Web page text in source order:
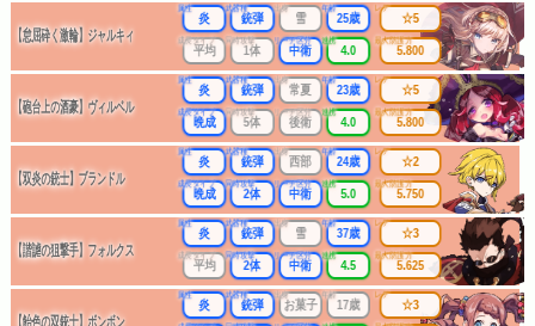
【怠屈砕く激輪】ジャルキィ
属性
炎
武器種
銃弾
出身
雪
年齢
25歳
成長タイプ
平均
同時攻撃
1体
リーチ区分
中衛
連携
4.0
レア
☆5
最大防護力
5.800
【砲台上の酒豪】ヴィルベル
属性
炎
武器種
銃弾
出身
常夏
年齢
23歳
成長タイプ
晩成
同時攻撃
5体
リーチ区分
後衛
連携
4.0
レア
☆5
最大防護力
5.800
【双炎の銃士】ブランドル
属性
炎
武器種
銃弾
出身
西部
年齢
24歳
成長タイプ
晩成
同時攻撃
2体
リーチ区分
中衛
連携
5.0
レア
☆2
最大防護力
5.750
【諧謔の狙撃手】フォルクス
属性
炎
武器種
銃弾
出身
雪
年齢
37歳
成長タイプ
平均
同時攻撃
2体
リーチ区分
中衛
連携
4.5
レア
☆3
最大防護力
5.625
【飴色の双銃士】ボンボン
属性
炎
武器種
銃弾
出身
お菓子
年齢
17歳
レア
☆3